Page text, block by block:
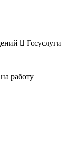
Госуслуги
работу